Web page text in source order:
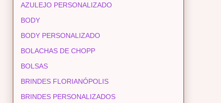
AZULEJO PERSONALIZADO
BODY
BODY PERSONALIZADO
BOLACHAS DE CHOPP
BOLSAS
BRINDES FLORIANÓPOLIS
BRINDES PERSONALIZADOS